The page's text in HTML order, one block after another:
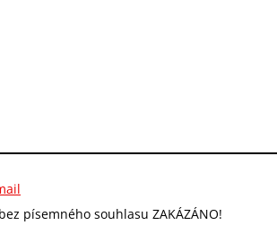
písemného souhlasu ZAKÁZÁNO!